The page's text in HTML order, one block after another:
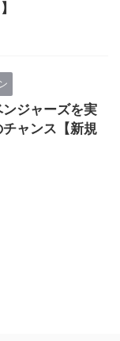
ンジャーズを実
ャンス【新規